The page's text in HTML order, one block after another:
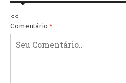
<<
Comentário:*